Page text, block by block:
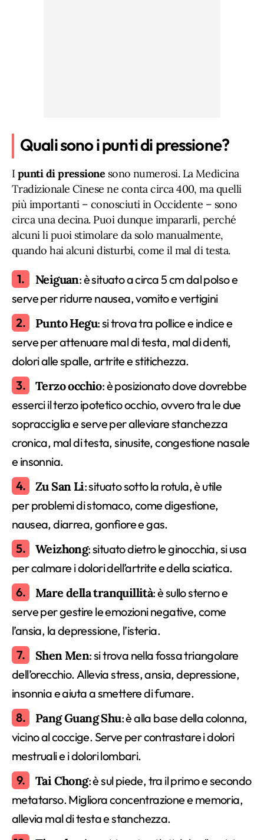
Quali sono i punti di pressione?
I punti di pressione sono numerosi. La Medicina
Tradizionale Cinese ne conta circa 400, ma quelli
più importanti – conosciuti in Occidente – sono
circa una decina. Puoi dunque impararli, perché
alcuni li puoi stimolare da solo manualmente,
quando hai alcuni disturbi, come il mal di testa.
Neiguan: è situato a circa 5 cm dal polso e
serve per ridurre nausea, vomito e vertigini
Punto Hegu: si trova tra pollice e indice e
serve per attenuare mal di testa, mal di denti,
dolori alle spalle, artrite e stitichezza.
Terzo occhio: è posizionato dove dovrebbe
esserci il terzo ipotetico occhio, ovvero tra le due
sopracciglia e serve per alleviare stanchezza
cronica, mal di testa, sinusite, congestione nasale
e insonnia.
Zu San Li: situato sotto la rotula, è utile
per problemi di stomaco, come digestione,
nausea, diarrea, gonfiore e gas.
Weizhong: situato dietro le ginocchia, si usa
per calmare i dolori dell’artrite e della sciatica.
Mare della tranquillità: è sullo sterno e
serve per gestire le emozioni negative, come
l’ansia, la depressione, l’isteria.
Shen Men: si trova nella fossa triangolare
dell’orecchio. Allevia stress, ansia, depressione,
insonnia e aiuta a smettere di fumare.
Pang Guang Shu: è alla base della colonna,
vicino al coccige. Serve per contrastare i dolori
mestruali e i dolori lombari.
Tai Chong: è sul piede, tra il primo e secondo
metatarso. Migliora concentrazione e memoria,
allevia mal di testa e stanchezza.